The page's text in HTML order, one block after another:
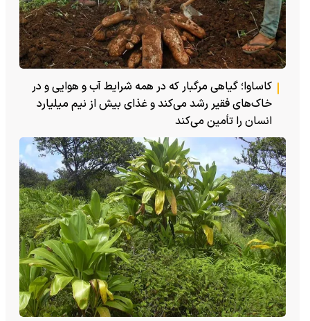
کاساوا؛ گیاهی مرگبار که در همه شرایط آب و هوایی و در
خاک‌های فقیر رشد می‌کند و غذای بیش از نیم میلیارد
انسان را تأمین می‌کند